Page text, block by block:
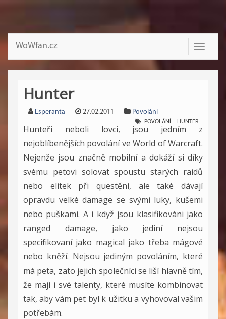
Toggle
WoWfan.cz
Hunter
Esperanta 27.02.2011 Povolání
POVOLÁNÍ HUNTER
Hunteři neboli lovci, jsou jedním z
nejoblíbenějších povolání ve World of Warcraft.
Nejenže jsou značně mobilní a dokáží si díky
svému petovi solovat spoustu starých raidů
nebo elitek při questění, ale také dávají
opravdu velké damage se svými luky, kušemi
nebo puškami. A i když jsou klasifikováni jako
ranged damage, jako jediní nejsou
specifikovaní jako magical jako třeba mágové
nebo kněží. Nejsou jediným povoláním, které
má peta, zato jejich společníci se liší hlavně tím,
že mají i své talenty, které musíte kombinovat
tak, aby vám pet byl k užitku a vyhovoval vašim
potřebám.